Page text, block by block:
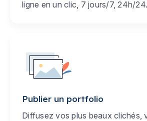
ligne en un clic, 7 jours/7, 24h/24.
Publier un portfolio
Diffusez vos plus beaux clichés,